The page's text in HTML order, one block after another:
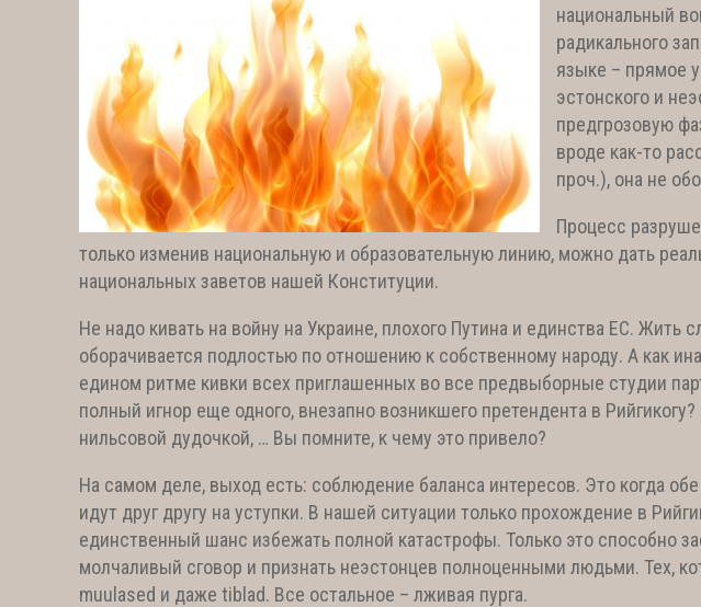
национальный
радикального
языке – прямое
эстонского и
предгрозовую
вроде как-то
проч.), она не
Процесс
только изменив национальную и образовательную линию, можно дать
национальных заветов нашей Конституции.
Не надо кивать на войну на Украине, плохого Путина и единства ЕС. Жить
оборачивается подлостью по отношению к собственному народу. А как
едином ритме кивки всех приглашенных во все предвыборные студии
полный игнор еще одного, внезапно возникшего претендента в
нильсовой дудочкой, … Вы помните, к чему это привело?
На самом деле, выход есть: соблюдение баланса интересов. Это когда
идут друг другу на уступки. В нашей ситуации только прохождение в
единственный шанс избежать полной катастрофы. Только это способно
молчаливый сговор и признать неэстонцев полноценными людьми. Тех,
muulased и даже tiblad. Все остальное – лживая пурга.